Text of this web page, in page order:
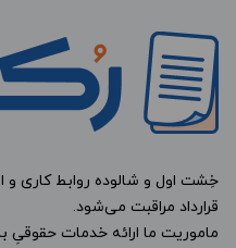
خِشت اول و شالوده روابط کاری و
قرارداد مراقبت می‌شود.
ماموریت ما ارائه خدمات حقوقیِ